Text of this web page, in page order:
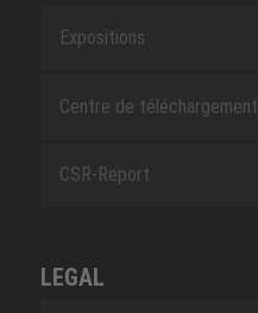
Expositions
Centre de téléchargement
CSR-Report
LEGAL